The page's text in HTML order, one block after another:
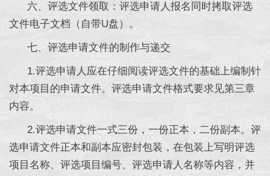
六、评选文件领取：评选申请人报名同时拷取评选
文件电子文档（自带U盘）。
七、评选申请文件的制作与递交
1.评选申请人应在仔细阅读评选文件的基础上编制针
对本项目的申请文件。评选申请文件格式要求见第三章
内容。
2.评选申请文件一式三份，一份正本，二份副本。评
选申请文件正本和副本应密封包装，在包装上写明评选
项目名称、评选项目编号、评选申请人名称等内容，并